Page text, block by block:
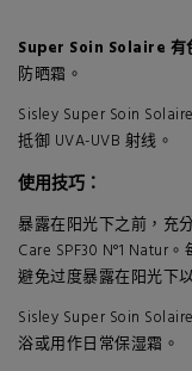
Super Soin Solaire 有
防晒霜。
Sisley Super Soin
抵御 UVA-UVB 射线。
使用技巧：
暴露在阳光下之前，充
Care SPF30 N°1 Natur
避免过度暴露在阳光下
Sisley Super Soin
浴或用作日常保湿霜。